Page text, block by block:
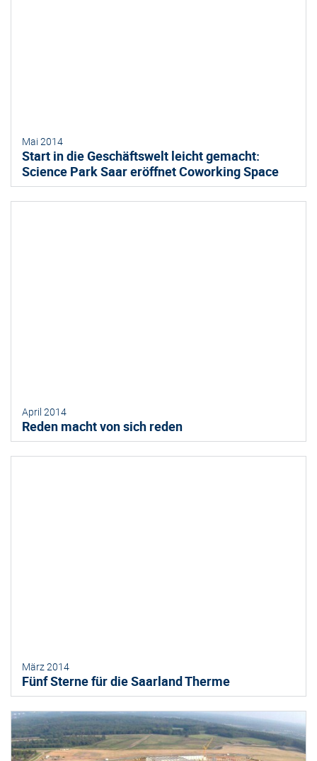
Mai 2014
Start in die Geschäftswelt leicht gemacht:
Science Park Saar eröffnet Coworking Space
April 2014
Reden macht von sich reden
März 2014
Fünf Sterne für die Saarland Therme